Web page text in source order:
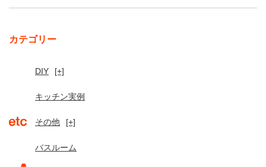
カテゴリー
DIY [+]
キッチン実例
その他 [+]
バスルーム